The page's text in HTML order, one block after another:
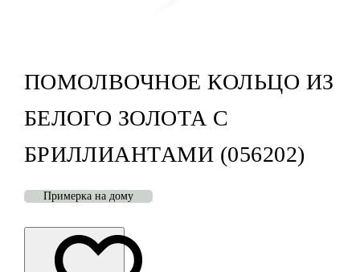
ПОМОЛВОЧНОЕ КОЛЬЦО ИЗ
БЕЛОГО ЗОЛОТА С
БРИЛЛИАНТАМИ (056202)
Примерка на дому